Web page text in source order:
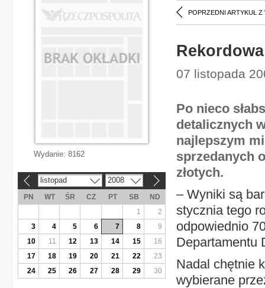
POPRZEDNI ARTYKUŁ Z
07 listopada
Po nieco
detalicznych
najlepszym
sprzedanych
złotych.
– Wyniki są
stycznia tego
odpowiednio
Departamentu
Nadal chętnie
wybierane
Wydanie: 8162
listopad 2008
PN WT ŚR CZ PT SB
ND
1
2
3
4 5 6 7 8
9
10
11 12 13 14 15
16
17
18 19 20 21 22
23
24
25 26 27 28 29 30